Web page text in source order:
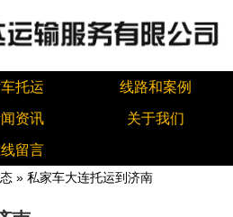
托运 线路和案例
资讯 关于我们
留言
» 私家车大连托运到济南